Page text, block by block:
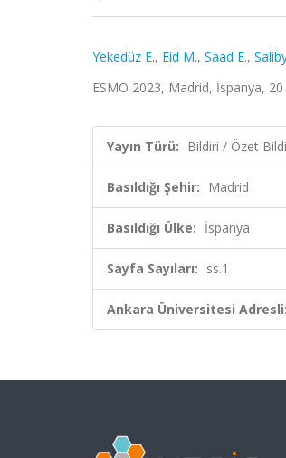
Yekedüz E., Eid M., Saad E.,
ESMO 2023, Madrid, İspanya,
Yayın Türü: Bildiri / Özet
Basıldığı Şehir: Madrid
Basıldığı Ülke: İspanya
Sayfa Sayıları: ss.1
Ankara Üniversitesi Adresli: